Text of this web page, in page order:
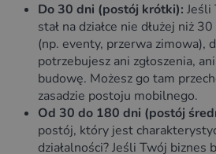
Do 30 dni (postój krótki): Jeśli
stał na działce nie dłużej niż
(np. eventy, przerwa zimowa),
potrzebujesz ani zgłoszenia,
budowę. Możesz go tam
zasadzie postoju mobilnego.
Od 30 do 180 dni (postój
postój, który jest
działalności? Jeśli Twój biznes